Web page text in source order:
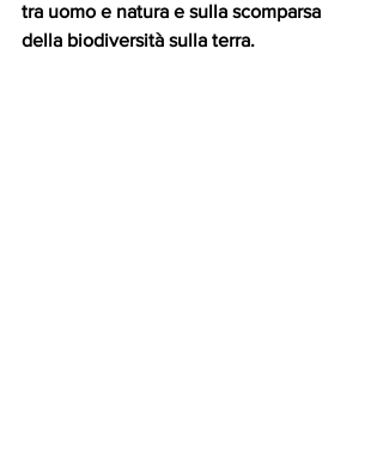
tra uomo e natura e sulla scomparsa
della biodiversità sulla terra.